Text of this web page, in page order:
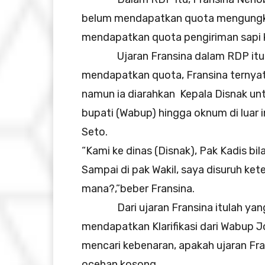
belum mendapatkan quota
mendapatkan quota pengiriman sapi
Ujaran Fransina dalam RDP itu
mendapatkan quota, Fransina
namun ia diarahkan Kepala Disnak
bupati (Wabup) hingga oknum di
Seto.
“Kami ke dinas (Disnak), Pak Kadis
Sampai di pak Wakil, saya disuruh
mana?,”beber Fransina.
Dari ujaran Fransina itulah yang
mendapatkan Klarifikasi dari Wabup
mencari kebenaran, apakah ujaran